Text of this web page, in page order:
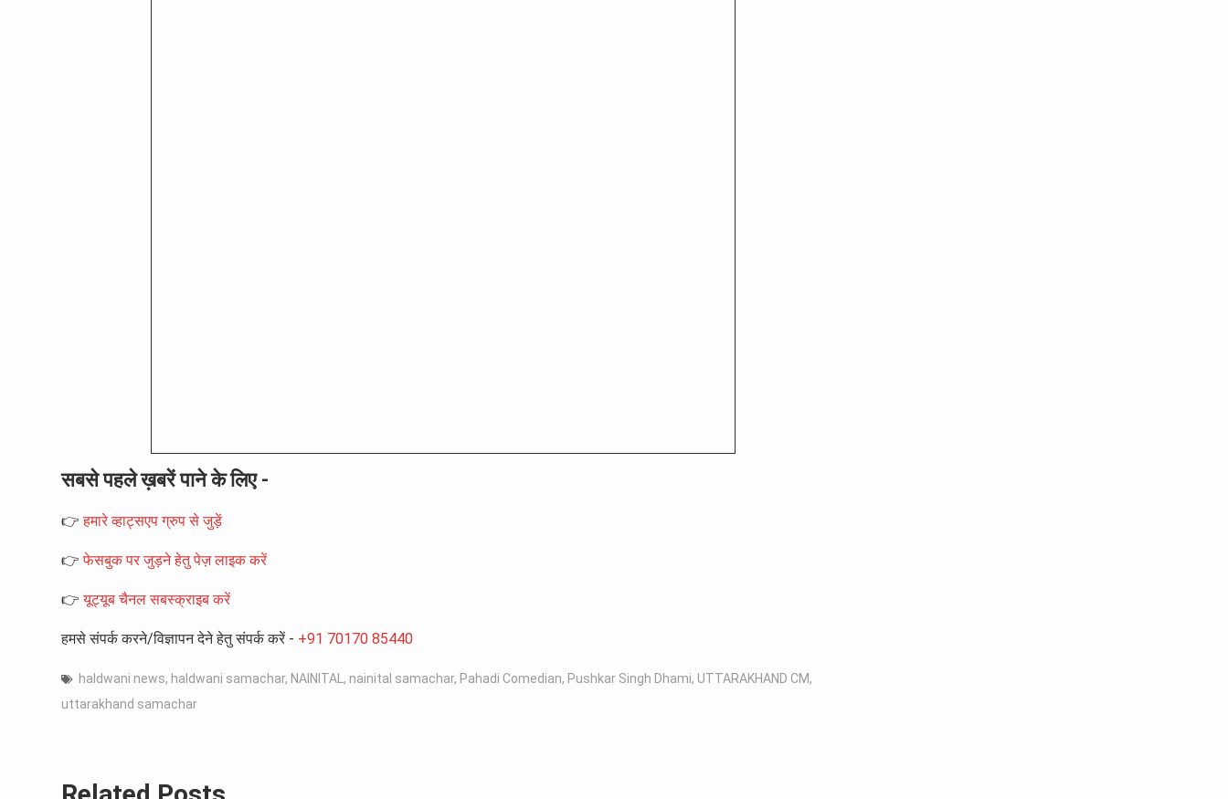
सबसे पहले ख़बरें पाने के लिए -
👉हमारे व्हाट्सएप ग्रुप से जुड़ें
👉फेसबुक पर जुड़ने हेतु पेज़ लाइक करें
👉यूट्यूब चैनल सबस्क्राइब करें
हमसे संपर्क करने/विज्ञापन देने हेतु संपर्क करें - +91 70170 85440
haldwani news, haldwani samachar, NAINITAL, nainital samachar, Pahadi Comedian, Pushkar Singh Dhami, UTTARAKHAND CM,
uttarakhand samachar